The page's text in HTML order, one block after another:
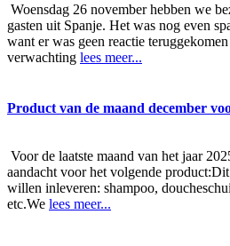
Woensdag 26 november hebben we
gasten uit Spanje. Het was nog even
want er was geen reactie
verwachting lees meer...
Product van de maand december
Voor de laatste maand van het jaar
aandacht voor het volgende
willen inleveren: shampoo,
etc.We lees meer...